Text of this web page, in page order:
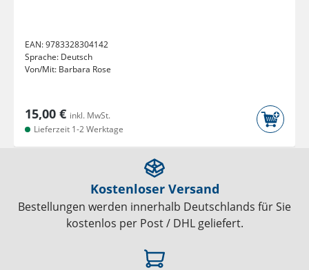
EAN:9783328304142
Sprache: Deutsch
Von/Mit: Barbara Rose
15,00 € inkl. MwSt.
Lieferzeit 1-2 Werktage
Kostenloser Versand
Bestellungen werden innerhalb Deutschlands für Sie
kostenlos per Post / DHL geliefert.